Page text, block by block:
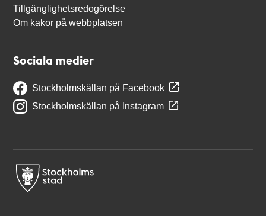
Tillgänglighetsredogörelse
Om kakor på webbplatsen
Sociala medier
Stockholmskällan på Facebook
Stockholmskällan på Instagram